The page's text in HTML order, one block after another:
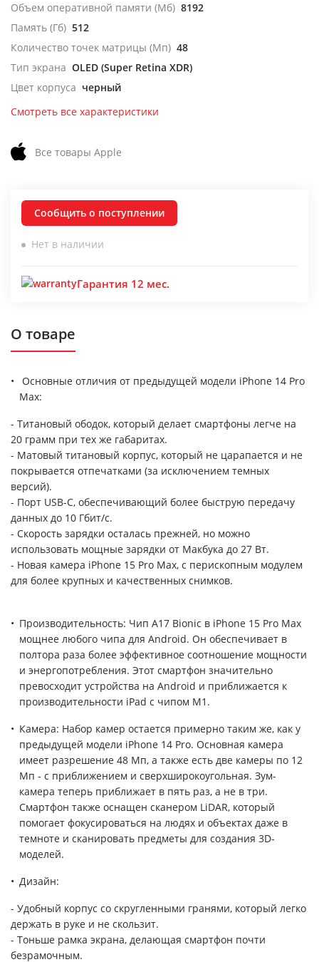
Объем оперативной памяти (Мб) 8192
Память (Гб) 512
Количество точек матрицы (Мп) 48
Тип экрана OLED (Super Retina XDR)
Цвет корпуса черный
Смотреть все характеристики
Все товары Apple
Сообщить о поступлении
Нет в наличии
Гарантия 12 мес.
О товаре
Основные отличия от предыдущей модели iPhone 14 Pro
Max:
- Титановый ободок, который делает смартфоны легче на
20 грамм при тех же габаритах.
- Матовый титановый корпус, который не царапается и не
покрывается отпечатками (за исключением темных
версий).
- Порт USB-C, обеспечивающий более быструю передачу
данных до 10 Гбит/с.
- Скорость зарядки осталась прежней, но можно
использовать мощные зарядки от Макбука до 27 Вт.
- Новая камера iPhone 15 Pro Max, с перископным модулем
для более крупных и качественных снимков.
Производительность: Чип A17 Bionic в iPhone 15 Pro Max
мощнее любого чипа для Android. Он обеспечивает в
полтора раза более эффективное соотношение мощности
и энергопотребления. Этот смартфон значительно
превосходит устройства на Android и приближается к
производительности iPad с чипом M1.
Камера: Набор камер остается примерно таким же, как у
предыдущей модели iPhone 14 Pro. Основная камера
имеет разрешение 48 Мп, а также есть две камеры по 12
Мп - с приближением и сверхширокоугольная. Зум-
камера теперь приближает в пять раз, а не в три.
Смартфон также оснащен сканером LiDAR, который
помогает фокусироваться на людях и объектах даже в
темноте и сканировать предметы для создания 3D-
моделей.
Дизайн:
- Удобный корпус со скругленными гранями, который легко
держать в руке и не скользит.
- Тоньше рамка экрана, делающая смартфон почти
безрамочным.